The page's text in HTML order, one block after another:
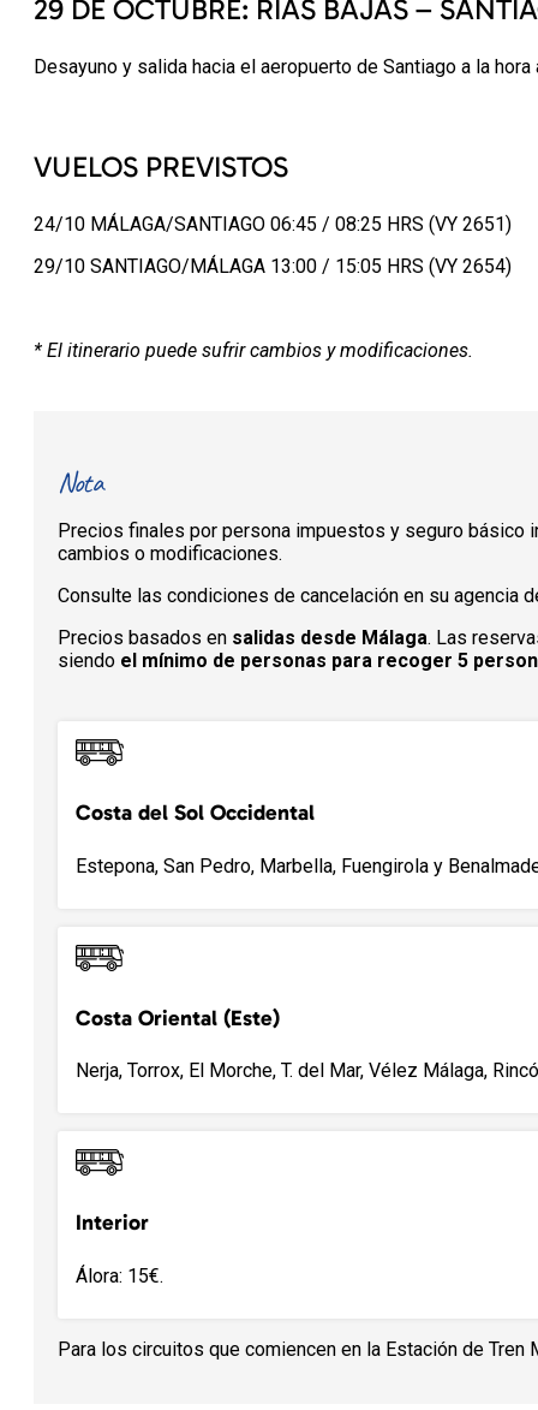
29 DE OCTUBRE: RIAS BAJAS –
Desayuno y salida hacia el aeropuerto de Santiago a la
VUELOS PREVISTOS
24/10 MÁLAGA/SANTIAGO 06:45 / 08:25 HRS (VY 2651)
29/10 SANTIAGO/MÁLAGA 13:00 / 15:05 HRS (VY 2654)
* El itinerario puede sufrir cambios y modificaciones.
Nota
Precios finales por persona impuestos y seguro básico
cambios o modificaciones.
Consulte las condiciones de cancelación en su agencia
Precios basados en salidas desde Málaga. Las
siendo el mínimo de personas para recoger 5
Costa del Sol Occidental
Estepona, San Pedro, Marbella, Fuengirola y
Costa Oriental (Este)
Nerja, Torrox, El Morche, T. del Mar, Vélez Málaga,
Interior
Álora: 15€.
Para los circuitos que comiencen en la Estación de